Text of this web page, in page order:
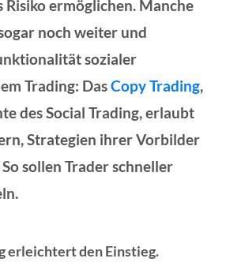
Risiko ermöglichen. Manche
noch weiter und
sozialer
Trading: DasCopy Trading,
des Social Trading, erlaubt
Strategien ihrer Vorbilder
sollen Trader schneller
erleichtert den Einstieg.